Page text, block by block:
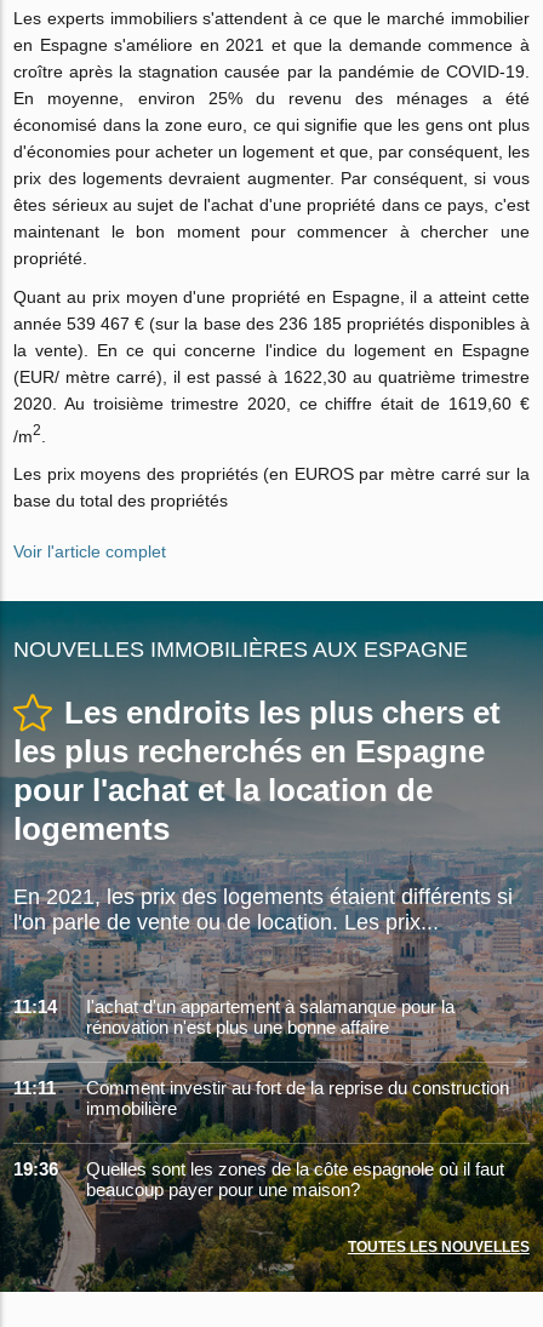
Les experts immobiliers s'attendent à ce que le marché immobilier
en Espagne s'améliore en 2021 et que la demande commence à
croître après la stagnation causée par la pandémie de COVID-19.
En moyenne, environ 25% du revenu des ménages a été
économisé dans la zone euro, ce qui signifie que les gens ont plus
d'économies pour acheter un logement et que, par conséquent, les
prix des logements devraient augmenter. Par conséquent, si vous
êtes sérieux au sujet de l'achat d'une propriété dans ce pays, c'est
maintenant le bon moment pour commencer à chercher une
propriété.
Quant au prix moyen d'une propriété en Espagne, il a atteint cette
année 539 467 € (sur la base des 236 185 propriétés disponibles à
la vente). En ce qui concerne l'indice du logement en Espagne
(EUR/ mètre carré), il est passé à 1622,30 au quatrième trimestre
2020. Au troisième trimestre 2020, ce chiffre était de 1619,60 €
/m2
Les prix moyens des propriétés (en EUROS par mètre carré sur la
base du total des propriétés
Voir l'article complet
NOUVELLES IMMOBILIÈRES AUX ESPAGNE
Les endroits les plus chers et
les plus recherchés en Espagne
pour l'achat et la location de
logements
En 2021, les prix des logements étaient différents si
l'on parle de vente ou de location. Les prix...
11:14
I'achat d'un appartement à salamanque pour la
rénovation n'est plus une bonne affaire
11:11
Comment investir au fort de la reprise du construction
immobilière
19:36
Quelles sont les zones de la côte espagnole où il faut
beaucoup payer pour une maison?
TOUTES LES NOUVELLES